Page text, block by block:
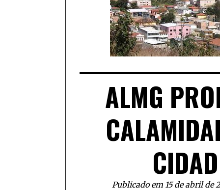
ALMG
Publicado em 15 de abril de